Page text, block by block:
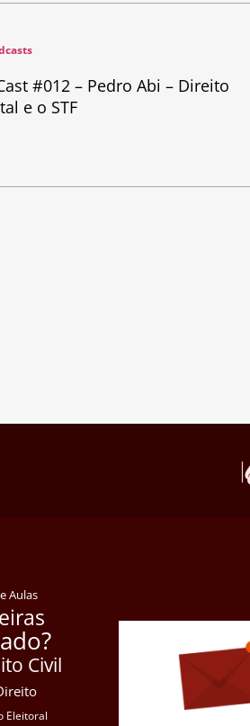
#012 – Pedro Abi – Direito
e o STF
Aulas
Civil
Eleitoral